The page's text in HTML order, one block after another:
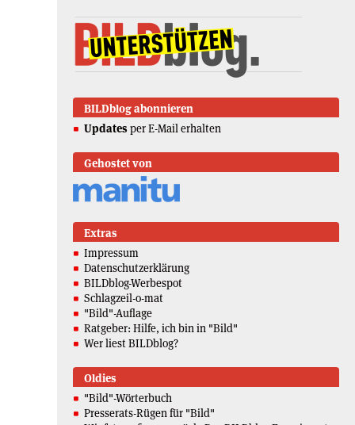
BILDblog abonnieren
Updates per E-Mail erhalten
Gehostet von
Extras
Impressum
Datenschutzerklärung
BILDblog-Werbespot
Schlagzeil-o-mat
"Bild"-Auflage
Ratgeber: Hilfe, ich bin in "Bild"
Wer liest BILDblog?
Oldies
"Bild"-Wörterbuch
Presserats-Rügen für "Bild"